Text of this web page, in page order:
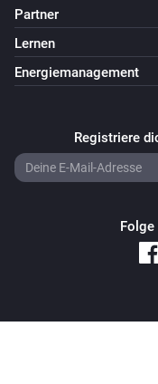
Partner
Lernen
Energiemanagement
Registriere